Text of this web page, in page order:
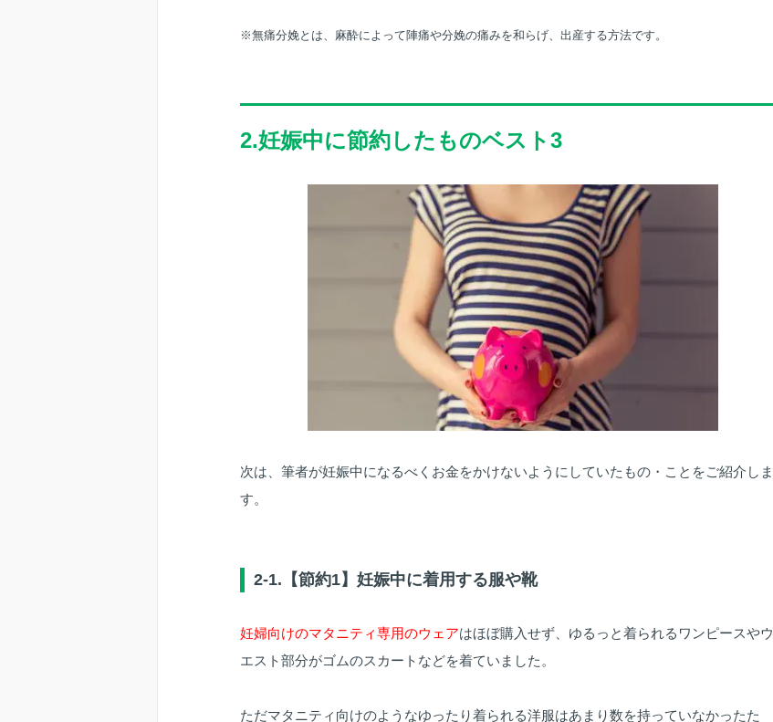
※無痛分娩とは、麻酔によって陣痛や分娩の痛みを和らげ、出産する方法です。
2.妊娠中に節約したものベスト3
次は、筆者が妊娠中になるべくお金をかけないようにしていたもの・ことをご紹介しま
す。
2-1.【節約1】妊娠中に着用する服や靴
妊婦向けのマタニティ専用のウェアはほぼ購入せず、ゆるっと着られるワンピースやウ
エスト部分がゴムのスカートなどを着ていました。
ただマタニティ向けのようなゆったり着られる洋服はあまり数を持っていなかったた